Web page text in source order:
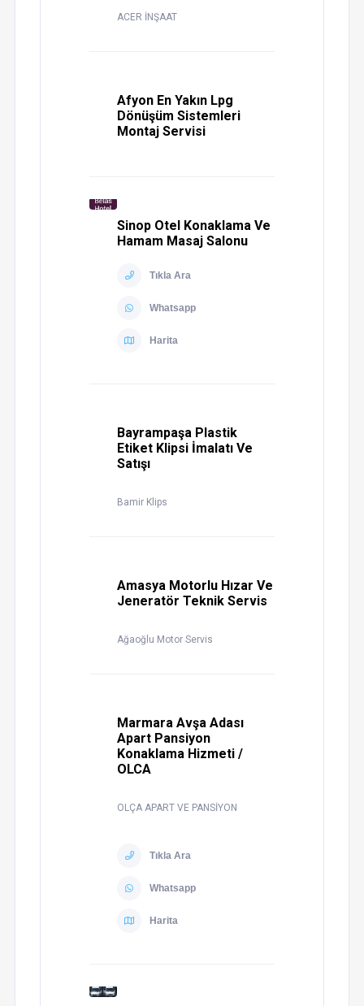
ACER İNŞAAT
Afyon En Yakın Lpg
Dönüşüm Sistemleri
Montaj Servisi
Sinop Otel Konaklama Ve
Hamam Masaj Salonu
Tıkla Ara
Whatsapp
Harita
Bayrampaşa Plastik
Etiket Klipsi İmalatı Ve
Satışı
Bamir Klips
Amasya Motorlu Hızar Ve
Jeneratör Teknik Servis
Ağaoğlu Motor Servis
Marmara Avşa Adası
Apart Pansiyon
Konaklama Hizmeti /
OLCA
OLÇA APART VE PANSİYON
Tıkla Ara
Whatsapp
Harita